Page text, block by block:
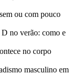
ou com pouco
no verão: como e
no corpo
masculino em